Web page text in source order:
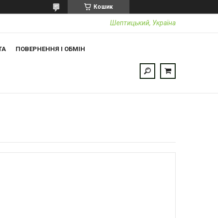
Кошик
Шептицький, Україна
ПОВЕРНЕННЯ І ОБМІН